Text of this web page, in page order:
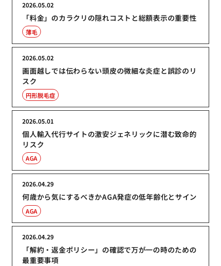
「料金」のカラクリの隠れコストと総額表示の重要性
2026.05.02
薄毛
画面越しでは伝わらない頭皮の微細な炎症と誤診のリ
スク
2026.05.02
円形脱毛症
個人輸入代行サイトの激安ジェネリックに潜む致命的
リスク
2026.05.01
AGA
何歳から気にするべきかAGA発症の低年齢化とサイン
2026.04.29
AGA
「解約・返金ポリシー」の確認で万が一の時のための
最重要事項
2026.04.29